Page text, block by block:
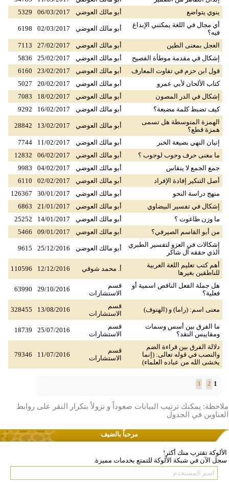
ينوي يتواضع
أبو مالك العوضي 06/03/2017
5329
أي مجال في اللغة يمكنني الإبداع
فيه؟
أبو مالك العوضي 02/03/2017
6198
العجل بمعنى الطين أبو مالك العوضي 27/02/2017
7113
إشكال في مقدمة موطأة الفصيح
أبو مالك العوضي 25/02/2017
5836
قول ابن حزم في تفاوت المعارف
أبو مالك العوضي 23/02/2017
6160
كتاب الألحان لأبي عمرو
أبو مالك العوضي 20/02/2017
5027
إشكال في الدر المصون
أبو مالك العوضي 18/02/2017
7083
كيف تضبط كلمة مضيعة؟
أبو مالك العوضي 16/02/2017
9292
الهمزة المتوسطة هل تسمى
همزة قطع؟
أبو مالك العوضي 13/02/2017
28842
إتيان النهي بصيغة الخبر أبو مالك العوضي 11/02/2017
7744
ما معنى حرف وجوب لوجوب ؟
أبو مالك العوضي 06/02/2017
12832
جمع الجمع لا ينقاس
أبو مالك العوضي 04/02/2017
9983
أصل التنكير إفادة الإفراد
أبو مالك العوضي 02/02/2017
6110
منهج دراسة النحو
أبو مالك العوضي 30/01/2017
126367
إشكال في تفسير البيضاوي
أبو مالك العوضي 21/01/2017
6863
ما وزن طاغوت ؟
أبو مالك العوضي 14/01/2017
25252
من أبو القاسم الصيرفي؟
أبو مالك العوضي 09/01/2017
5466
إشكالات في العزو لتفسير الطبري
الذي حققه آل شاكر
أبو مالك العوضي 25/12/2016
9615
أهم كتب تعليم اللغة العربية
للناطقين بغيرها
أ. محمد شوقي 12/12/2016
110596
هل جملة الفعل الناقص اسمية أو
فعلية؟
قسم
الاستشارات
29/10/2016
63990
معنى اسم: (راما) و (الهنوف)
قسم
الاستشارات
13/08/2016
328455
ما الفرق بين أسس وسمات
ومقاييس النقد؟
قسم
الاستشارات
25/07/2016
18739
دلالة الفرق بين قراءة الضم
والنصب في قوله تعالى: (إنما
يخشى الله من عباده العلماء)
قسم
الاستشارات
11/07/2016
79346
1
2
3
ملاحظة: يمكنك ترتيب البيانات صعوداً و نزولاً بتكرار النقر على روابط
العناوين في الجدول
مرحباً بالضيف
الألوكة تقترب منك أكثر!
سجل الآن في شبكة الألوكة للتمتع بخدمات مميزة.